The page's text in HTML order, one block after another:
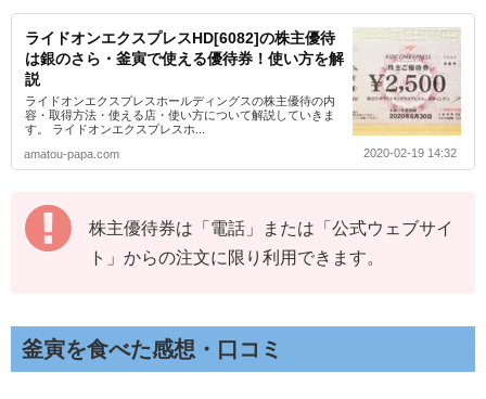
ライドオンエクスプレスHD[6082]の株主優待
は銀のさら・釜寅で使える優待券！使い方を解
説
ライドオンエクスプレスホールディングスの株主優待の内
容・取得方法・使える店・使い方について解説していきま
す。 ライドオンエクスプレスホ...
amatou-papa.com
2020-02-19 14:32
株主優待券は「電話」または「公式ウェブサイ
ト」からの注文に限り利用できます。
釜寅を食べた感想・口コミ